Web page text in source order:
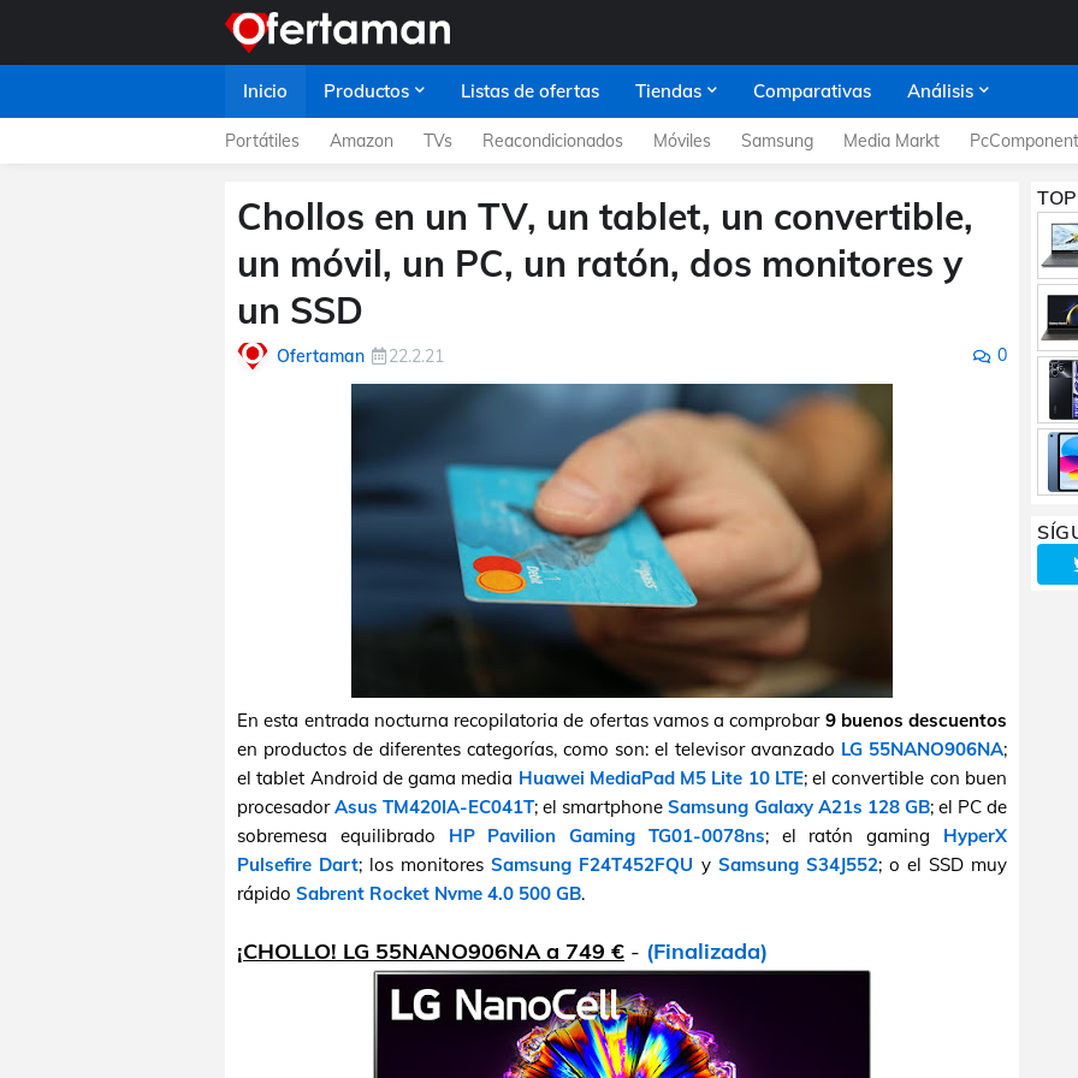
Inicio Productos Listas de ofertas Tiendas Comparativas Análisis
Portátiles Amazon TVs Reacondicionados Móviles Samsung Media Markt
Chollos en un TV, un tablet, un convertible,
un móvil, un PC, un ratón, dos monitores y
un SSD
Ofertaman 22.2.21 0
En esta entrada nocturna recopilatoria de ofertas vamos a comprobar 9 buenos descuentos
en productos de diferentes categorías, como son: el televisor avanzado LG 55NANO906NA;
el tablet Android de gama media Huawei MediaPad M5 Lite 10 LTE; el convertible con buen
procesadorAsus TM420IA-EC041T; el smartphoneSamsung Galaxy A21s 128 GB; el PC de
sobremesa equilibrado HP Pavilion Gaming TG01-0078ns; el ratón gaming HyperX
Pulsefire Dart; los monitoresSamsung F24T452FQU y Samsung S34J552; o el SSD muy
rápido Sabrent Rocket Nvme 4.0 500 GB.
¡CHOLLO! LG 55NANO906NA a 749 € - (Finalizada)